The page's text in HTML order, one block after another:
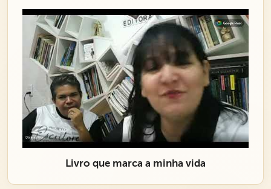
Livro que marca a minha vida